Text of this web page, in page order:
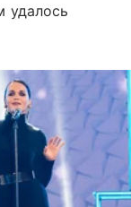
удалось